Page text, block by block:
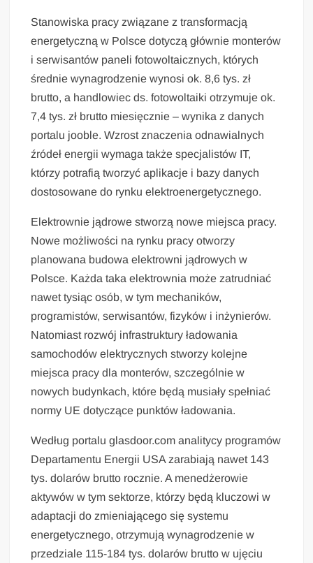
Stanowiska pracy związane z transformacją
energetyczną w Polsce dotyczą głównie monterów
i serwisantów paneli fotowoltaicznych, których
średnie wynagrodzenie wynosi ok. 8,6 tys. zł
brutto, a handlowiec ds. fotowoltaiki otrzymuje ok.
7,4 tys. zł brutto miesięcznie – wynika z danych
portalu jooble. Wzrost znaczenia odnawialnych
źródeł energii wymaga także specjalistów IT,
którzy potrafią tworzyć aplikacje i bazy danych
dostosowane do rynku elektroenergetycznego.
Elektrownie jądrowe stworzą nowe miejsca pracy.
Nowe możliwości na rynku pracy otworzy
planowana budowa elektrowni jądrowych w
Polsce. Każda taka elektrownia może zatrudniać
nawet tysiąc osób, w tym mechaników,
programistów, serwisantów, fizyków i inżynierów.
Natomiast rozwój infrastruktury ładowania
samochodów elektrycznych stworzy kolejne
miejsca pracy dla monterów, szczególnie w
nowych budynkach, które będą musiały spełniać
normy UE dotyczące punktów ładowania.
Według portalu glasdoor.com analitycy programów
Departamentu Energii USA zarabiają nawet 143
tys. dolarów brutto rocznie. A menedżerowie
aktywów w tym sektorze, którzy będą kluczowi w
adaptacji do zmieniającego się systemu
energetycznego, otrzymują wynagrodzenie w
przedziale 115-184 tys. dolarów brutto w ujęciu